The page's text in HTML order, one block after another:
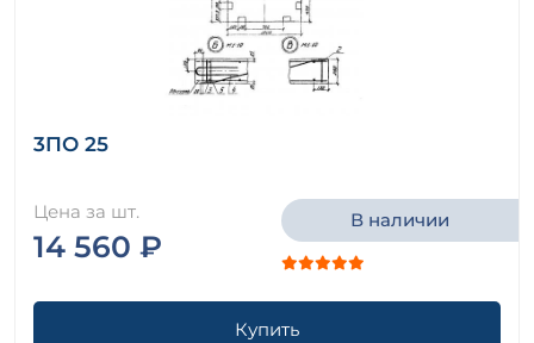
3ПО 25
Цена за шт.
14 560 ₽
В наличии
Купить